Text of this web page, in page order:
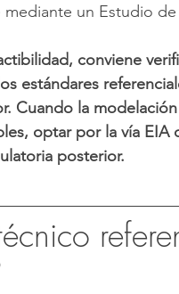
mediante un Estudio
conviene
estándares
Cuando la
optar por la vía
posterior.